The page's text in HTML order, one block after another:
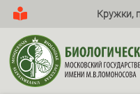
Кружки,